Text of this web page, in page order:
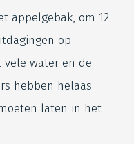
appelgebak, om 12
op
water en de
hebben helaas
laten in het